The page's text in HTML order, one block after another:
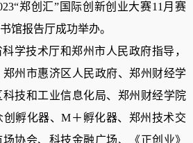
郑创汇”国际创新创业大赛11 月赛
馆报告厅成功举办。
学技术厅和郑州市人民政府指导，
郑州市惠济区人民政府、郑州财经学
技和工业信息化局、郑州财经学院
创孵化器、M＋孵化器、郑州技术交
协会、科技金融广场、《正创业》